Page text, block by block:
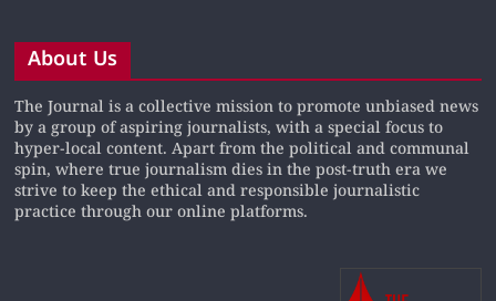
About Us
The Journal is a collective mission to promote unbiased news
by a group of aspiring journalists, with a special focus to
hyper-local content. Apart from the political and communal
spin, where true journalism dies in the post-truth era we
strive to keep the ethical and responsible journalistic
practice through our online platforms.